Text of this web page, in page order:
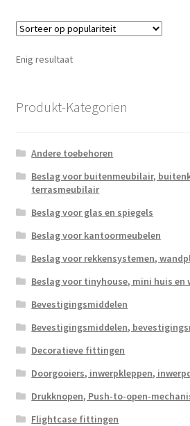
Enig resultaat
Produkt-Kategorien
Andere toebehoren
Beslag voor buitenmeubilair,
terrasmeubilair
Beslag voor glas en spiegels
Beslag voor kantoormeubelen
Beslag voor rekkensystemen,
Beslag voor tinyhouse, mini huis
Bevestigingsmiddelen
Bevestigingsmiddelen,
Decoratieve fittingen
Doorgooiers, inwerpkleppen,
Drukknopen, Push-to-open-
Flightcase fittingen